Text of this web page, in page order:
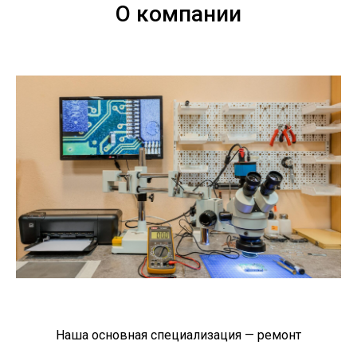
О компании
Наша основная специализация — ремонт